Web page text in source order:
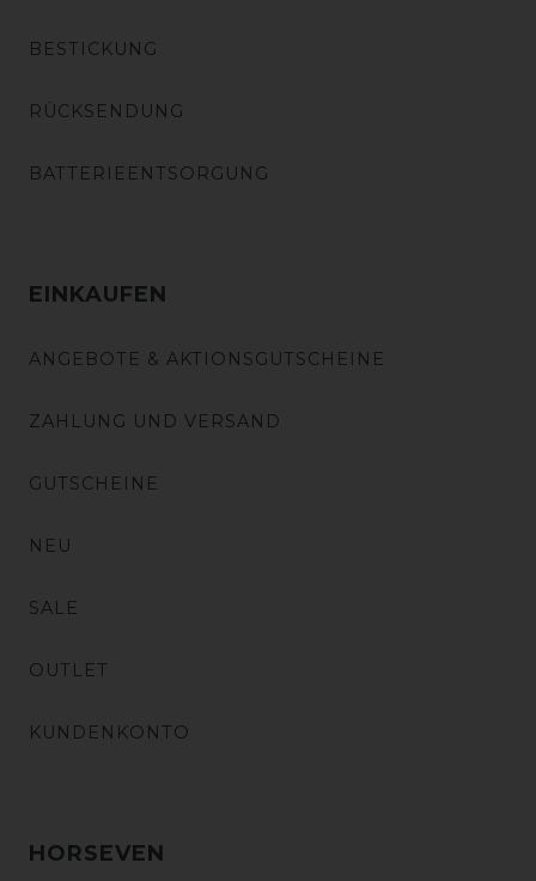
BESTICKUNG
RÜCKSENDUNG
BATTERIEENTSORGUNG
EINKAUFEN
ANGEBOTE & AKTIONSGUTSCHEINE
ZAHLUNG UND VERSAND
GUTSCHEINE
NEU
SALE
OUTLET
KUNDENKONTO
HORSEVEN